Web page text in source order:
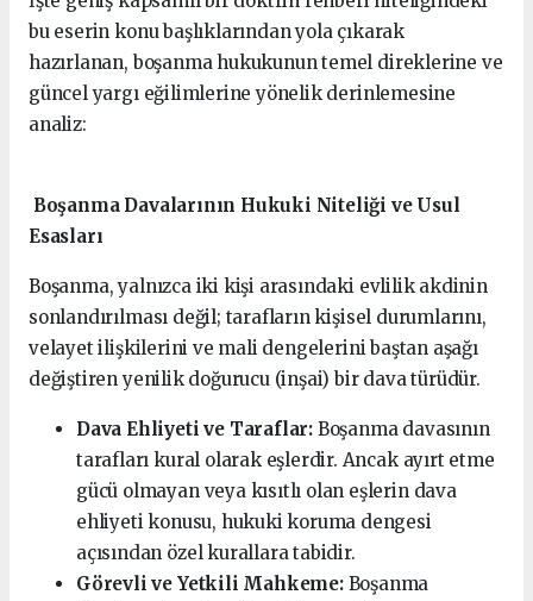
bu eserin konu başlıklarından yola çıkarak
hazırlanan, boşanma hukukunun temel direklerine ve
güncel yargı eğilimlerine yönelik derinlemesine
analiz:
Boşanma Davalarının Hukuki Niteliği ve Usul
Esasları
Boşanma, yalnızca iki kişi arasındaki evlilik akdinin
sonlandırılması değil; tarafların kişisel durumlarını,
velayet ilişkilerini ve mali dengelerini baştan aşağı
değiştiren yenilik doğurucu (inşai) bir dava türüdür.
Dava Ehliyeti ve Taraflar: Boşanma davasının
tarafları kural olarak eşlerdir. Ancak ayırt etme
gücü olmayan veya kısıtlı olan eşlerin dava
ehliyeti konusu, hukuki koruma dengesi
açısından özel kurallara tabidir.
Görevli ve Yetkili Mahkeme:Boşanma